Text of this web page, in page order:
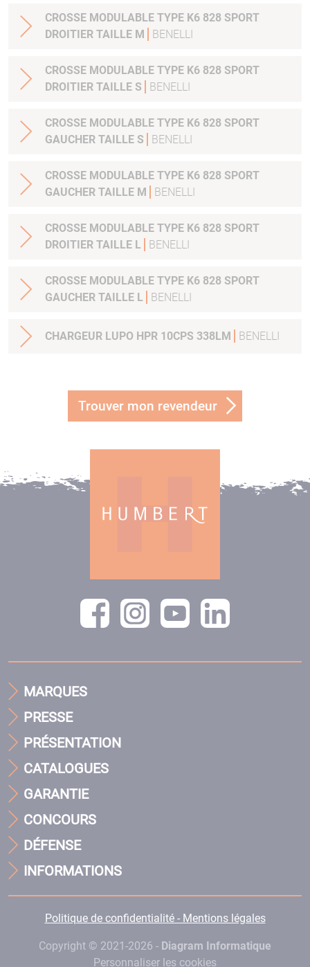
CROSSE MODULABLE TYPE K6 828 SPORT
DROITIER TAILLE M
BENELLI
CROSSE MODULABLE TYPE K6 828 SPORT
DROITIER TAILLE S
BENELLI
CROSSE MODULABLE TYPE K6 828 SPORT
GAUCHER TAILLE S
BENELLI
CROSSE MODULABLE TYPE K6 828 SPORT
GAUCHER TAILLE M
BENELLI
CROSSE MODULABLE TYPE K6 828 SPORT
DROITIER TAILLE L
BENELLI
CROSSE MODULABLE TYPE K6 828 SPORT
GAUCHER TAILLE L
BENELLI
CHARGEUR LUPO HPR 10CPS 338LM BENELLI
Trouver mon revendeur
MARQUES
PRESSE
PRÉSENTATION
CATALOGUES
GARANTIE
CONCOURS
DÉFENSE
INFORMATIONS
Politique de confidentialité - Mentions légales
Copyright © 2021-2026 - Diagram Informatique
Personnaliser les cookies